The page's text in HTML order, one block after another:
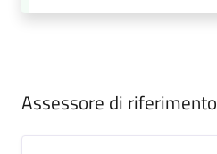
Assessore di riferimento